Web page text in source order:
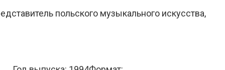
польского музыкального искусства,